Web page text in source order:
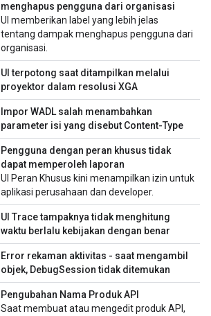
menghapus pengguna dari organisasi
UI memberikan label yang lebih jelas
tentang dampak menghapus pengguna dari
organisasi.
UI terpotong saat ditampilkan melalui
proyektor dalam resolusi XGA
Impor WADL salah menambahkan
parameter isi yang disebut Content-Type
Pengguna dengan peran khusus tidak
dapat memperoleh laporan
UI Peran Khusus kini menampilkan izin untuk
aplikasi perusahaan dan developer.
UI Trace tampaknya tidak menghitung
waktu berlalu kebijakan dengan benar
Error rekaman aktivitas - saat mengambil
objek, DebugSession tidak ditemukan
Pengubahan Nama Produk API
Saat membuat atau mengedit produk API,